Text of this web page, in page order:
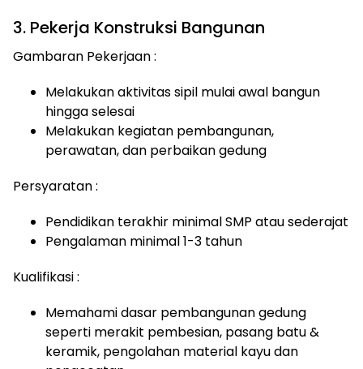
3. Pekerja Konstruksi Bangunan
Gambaran Pekerjaan :
Melakukan aktivitas sipil mulai awal bangun
hingga selesai
Melakukan kegiatan pembangunan,
perawatan, dan perbaikan gedung
Persyaratan :
Pendidikan terakhir minimal SMP atau sederajat
Pengalaman minimal 1-3 tahun
Kualifikasi :
Memahami dasar pembangunan gedung
seperti merakit pembesian, pasang batu &
keramik, pengolahan material kayu dan